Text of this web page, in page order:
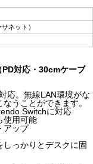
ネット）
対応・30cmケーブ
応。無線LAN環境がな
うことができます。
Switchに対応
使用可能
アップ
っかりとデスクに固